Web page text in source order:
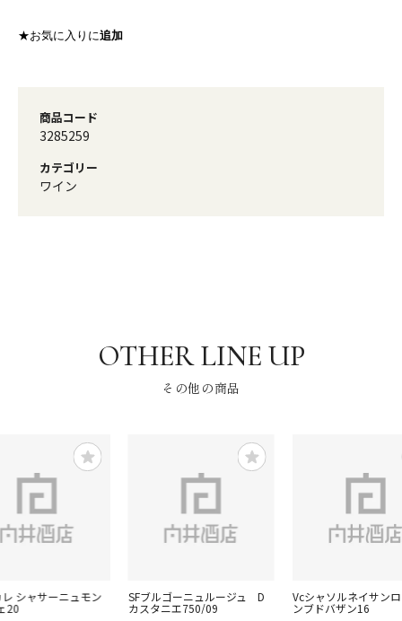
★お気に入りに追加
商品コード
3285259
カテゴリー
ワイン
その他の商品
シャサーニュモン
20
SFブルゴーニュルージュ D
カスタニエ750/09
Vcシャソルネイサン
ンブドバザン16